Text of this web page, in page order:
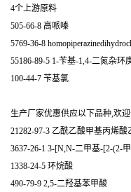
4个上游原料
505-66-8 高哌嗪
5769-36-8
55186-89-5 1-苄基-1,4-二氮杂环
100-44-7 苄基氯
生产厂家优惠供应以下品种,欢
21282-97-3 乙酰乙酸甲基丙烯酸
3637-26-1 3-[N,N-二甲基-[2-(2-
1338-24-5 环烷酸
490-79-9 2,5-二羟基苯甲酸